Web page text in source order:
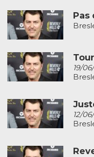
Pas
19/
12/